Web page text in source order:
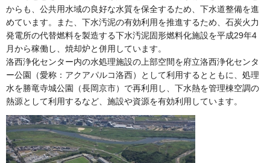
からも、公共用水域の良好な水質を保全するため、下水道整備を進
めています。また、下水汚泥の有効利用を推進するため、石炭火力
発電所の代替燃料を製造する下水汚泥固形燃料化施設を平成29年4
月から稼働し、焼却炉と併用しています。
洛西浄化センター内の水処理施設の上部空間を府立洛西浄化センタ
ー公園（愛称：アクアパルコ洛西）として利用するとともに、処理
水を勝竜寺城公園（長岡京市）で再利用し、下水熱を管理棟空調の
熱源として利用するなど、施設や資源を有効利用しています。